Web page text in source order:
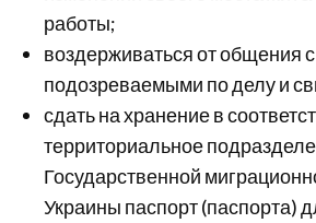
работы;
воздерживаться от общения
подозреваемыми по делу и
сдать на хранение в
территориальное
Государственной
Украины паспорт (паспорта)